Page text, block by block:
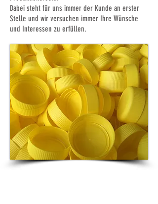
Dabei steht für uns immer der Kunde an erster
Stelle und wir versuchen immer Ihre Wünsche
und Interessen zu erfüllen.